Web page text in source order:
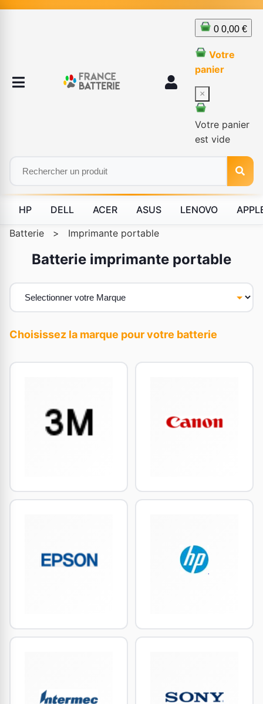
0 0,00 €
Votre
panier
×
Votre panier
est vide
HP DELL ACER ASUS LENOVO
Batterie > Imprimante portable
Batterie imprimante portable
Choisissez la marque pour votre batterie